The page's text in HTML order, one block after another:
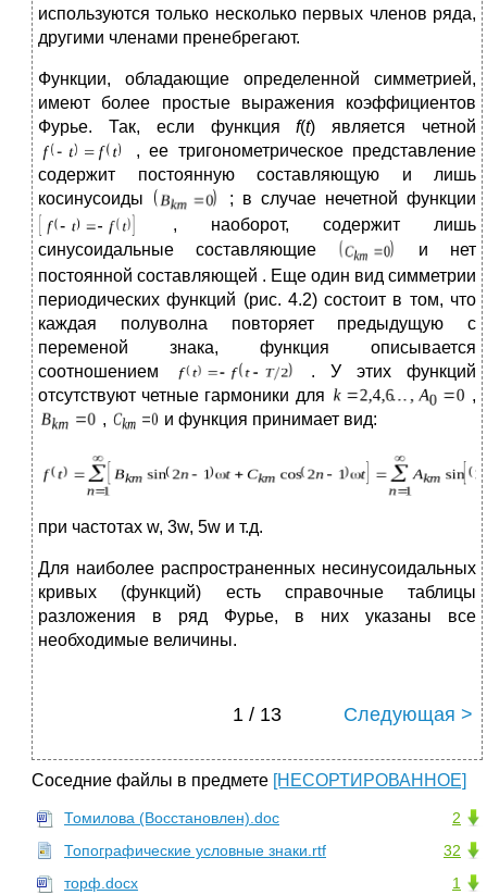
используются только несколько первых членов ряда,
другими членами пренебрегают.
Функции, обладающие определенной симметрией,
имеют более простые выражения коэффициентов
Фурье. Так, если функцияf(t) является четной
, ее тригонометрическое представление
содержит постоянную составляющую и лишь
косинусоиды
; в случае нечетной функции
, наоборот, содержит лишь
синусоидальные составляющие
и нет
постоянной составляющей . Еще один вид симметрии
периодических функций (рис. 4.2) состоит в том, что
каждая полуволна повторяет предыдущую с
переменой знака, функция описывается
соотношением
. У этих функций
отсутствуют четные гармоники для
,
,
и функция принимает вид:
при частотах w, 3w, 5w и т.д.
Для наиболее распространенных несинусоидальных
кривых (функций) есть справочные таблицы
разложения в ряд Фурье, в них указаны все
необходимые величины.
1 / 13 Следующая >
Соседние файлы в предмете [НЕСОРТИРОВАННОЕ]
2
Томилова (Восстановлен).doc
32
Топографические условные знаки.rtf
1
торф.docx